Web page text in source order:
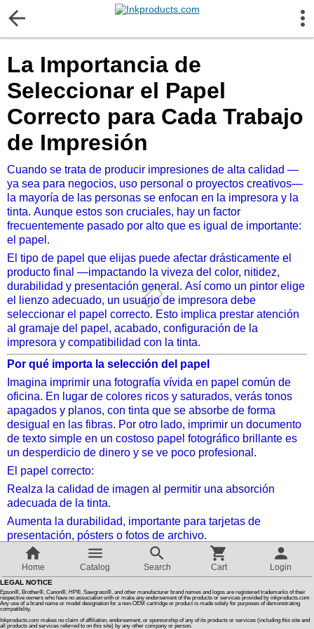
La Importancia de
Seleccionar el Papel
Correcto para Cada Trabajo
de Impresión
Cuando se trata de producir impresiones de alta calidad —
ya sea para negocios, uso personal o proyectos creativos—
la mayoría de las personas se enfocan en la impresora y la
tinta. Aunque estos son cruciales, hay un factor
frecuentemente pasado por alto que es igual de importante:
el papel.
El tipo de papel que elijas puede afectar drásticamente el
producto final —impactando la viveza del color, nitidez,
durabilidad y presentación general. Así como un pintor elige
el lienzo adecuado, un usuario de impresora debe
seleccionar el papel correcto. Esto implica prestar atención
al gramaje del papel, acabado, configuración de la
impresora y compatibilidad con la tinta.
Por qué importa la selección del papel
Imagina imprimir una fotografía vívida en papel común de
oficina. En lugar de colores ricos y saturados, verás tonos
apagados y planos, con tinta que se absorbe de forma
desigual en las fibras. Por otro lado, imprimir un documento
de texto simple en un costoso papel fotográfico brillante es
un desperdicio de dinero y se ve poco profesional.
El papel correcto:
Realza la calidad de imagen al permitir una absorción
adecuada de la tinta.
Aumenta la durabilidad, importante para tarjetas de
presentación, pósters o fotos de archivo.
Mejora la profesionalidad, dando a presentaciones o
materiales de marketing una apariencia pulida.
Reduce desperdicios, evitando impresiones defectuosas y
reimpresiones innecesarias.
Gramaje del papel: una base crítica
Home Catalog Search Cart Login
LEGAL NOTICE
Epson®, Brother®, Canon®, HP®, Sawgrass®, and other manufacturer brand names and logos are registered trademarks of their
respective owners who have no association with or make any endorsement of the products or services provided by inkproducts.com
Any use of a brand name or model designation for a non-OEM cartridge or product is made solely for purposes of demonstrating
compatibility.
Inkproducts.com makes no claim of affiliation, endorsement, or sponsorship of any of its products or services (including this site and
all products and services referred to on this site) by any other company or person.
More Information
Gift certificates
LEGAL NOTICE
Customer Service
Terms & Conditions
Shipping
Privacy statement
Customer Reviews
How To Instructions & Videos
International Orders
About Us
Articles
Switch to desktop version